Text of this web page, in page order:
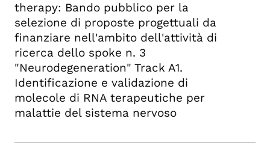
therapy: Bando pubblico per la
selezione di proposte progettuali da
finanziare nell'ambito dell'attività di
ricerca dello spoke n. 3
"Neurodegeneration" Track A1.
Identificazione e validazione di
molecole di RNA terapeutiche per
malattie del sistema nervoso